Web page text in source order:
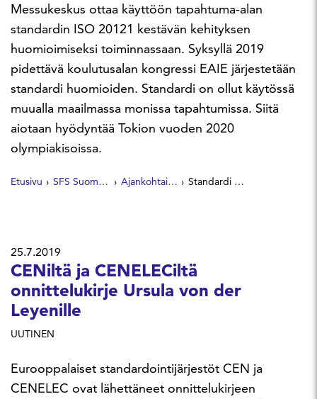
Messukeskus ottaa käyttöön tapahtuma-alan
standardin ISO 20121 kestävän kehityksen
huomioimiseksi toiminnassaan. Syksyllä 2019
pidettävä koulutusalan kongressi EAIE järjestetään
standardi huomioiden. Standardi on ollut käytössä
muualla maailmassa monissa tapahtumissa. Siitä
aiotaan hyödyntää Tokion vuoden 2020
olympiakisoissa.
Etusivu SFS Suomen Standardit Ajankohtaista Standardi tuo kestävää kehitystä tapahtumiin
25.7.2019
CENiltä ja CENELECiltä
onnittelukirje Ursula von der
Leyenille
UUTINEN
Eurooppalaiset standardointijärjestöt CEN ja
CENELEC ovat lähettäneet onnittelukirjeen